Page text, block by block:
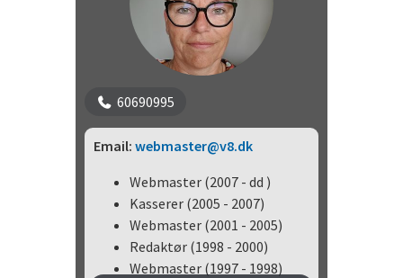
60690995
Email: webmaster@v8.dk
Webmaster (2007 - dd )
Kasserer (2005 - 2007)
Webmaster (2001 - 2005)
Redaktør (1998 - 2000)
Webmaster (1997 - 1998)